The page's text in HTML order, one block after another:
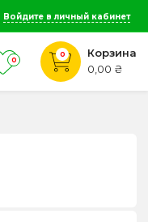
Войдите в личный кабинет
0
0
Корзина
0,00 ₴